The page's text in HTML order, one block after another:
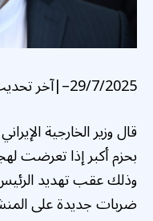
29/7/2025
–
|آخر
قال وزير الخارجية
بحزم أكبر إذا تعرضت
وذلك عقب تهديد
ضربات جديدة على